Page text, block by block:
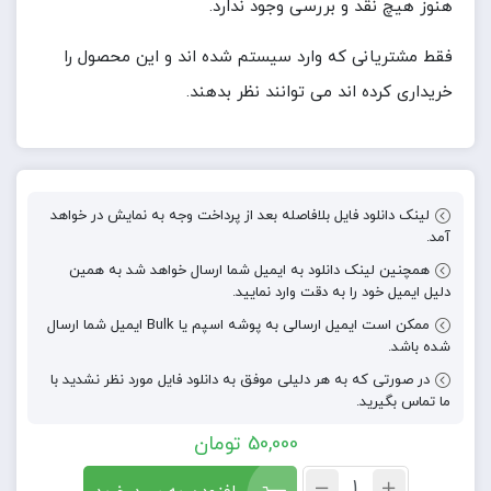
هنوز هیچ نقد و بررسی وجود ندارد.
فقط مشتریانی که وارد سیستم شده اند و این محصول را
خریداری کرده اند می توانند نظر بدهند.
لینک دانلود فایل بلافاصله بعد از پرداخت وجه به نمایش در خواهد
آمد.
همچنین لینک دانلود به ایمیل شما ارسال خواهد شد به همین
دلیل ایمیل خود را به دقت وارد نمایید.
ممکن است ایمیل ارسالی به پوشه اسپم یا Bulk ایمیل شما ارسال
شده باشد.
در صورتی که به هر دلیلی موفق به دانلود فایل مورد نظر نشدید با
ما تماس بگیرید.
50,000 تومان